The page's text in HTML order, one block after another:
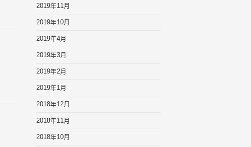
2019年11月
2019年10月
2019年4月
2019年3月
2019年2月
2019年1月
2018年12月
2018年11月
2018年10月